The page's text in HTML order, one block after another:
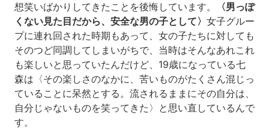
想笑いばかりしてきたことを後悔しています。
〈男っぽ
くない見た目だから、安全な男の子として〉 女子グルー
プに連れ回された時期もあって、女の子たちに対しても
そのつど同調してしまいがちで、当時はそんなあれこれ
も楽しいと思っていたんだけど、19歳になっている七
森は〈その楽しさのなかに、苦いものがたくさん混じっ
ていることに呆然とする。流されるままにその自分は、
自分じゃないものを笑ってきた〉と思い直しているんで
す。